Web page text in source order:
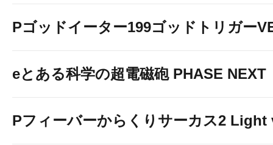
Pゴッドイーター199ゴッドトリガー
eとある科学の超電磁砲 PHASE NEXT
Pフィーバーからくりサーカス2 Light